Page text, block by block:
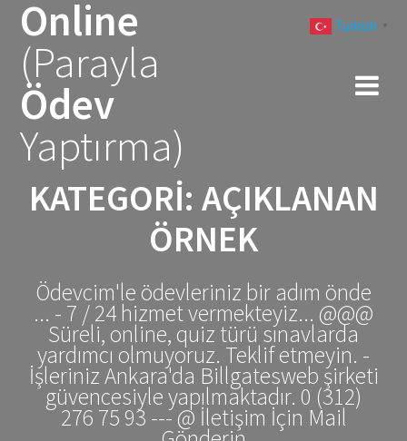
Online
(Parayla
Ödev
Yaptırma)
KATEGORI: AÇIKLANAN
ÖRNEK
Ödevcim'le ödevleriniz bir adım önde
... - 7 / 24 hizmet vermekteyiz... @@@
Süreli, online, quiz türü sınavlarda
yardımcı olmuyoruz. Teklif etmeyin. -
İşleriniz Ankara'da Billgatesweb şirketi
güvencesiyle yapılmaktadır. 0 (312)
276 75 93 --- @ İletişim İçin Mail
Turkish ▼